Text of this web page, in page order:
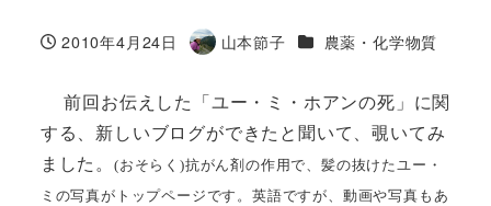
投稿日
2010年4月24日
著
山本節子 カテゴリー
農薬・化学物質
前回お伝えした「ユー・ミ・ホアンの死」に関
する、新しいブログができたと聞いて、覗いてみ
ました。
(おそらく)抗がん剤の作用で、髪の抜けたユー・
ミの写真がトップページです。英語ですが、動画や写真もあ